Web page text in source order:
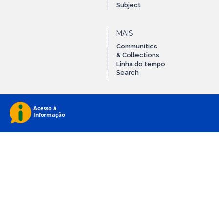
Subject
MAIS
Communities
& Collections
Linha do tempo
Search